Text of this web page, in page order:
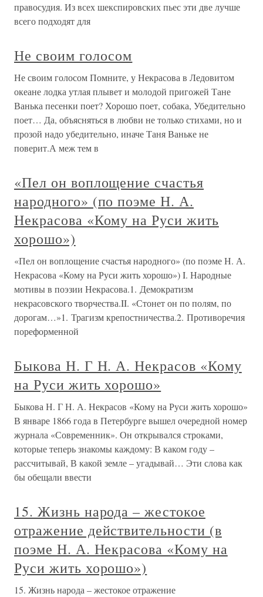
правосудия. Из всех шекспировских пьес эти две лучше
всего подходят для
Не своим голосом
Не своим голосом Помните, у Некрасова в Ледовитом
океане лодка утлая плывет и молодой пригожей Тане
Ванька песенки поет? Хорошо поет, собака, Убедительно
поет… Да, объясняться в любви не только стихами, но и
прозой надо убедительно, иначе Таня Ваньке не
поверит.А меж тем в
«Пел он воплощение счастья
народного» (по поэме Н. А.
Некрасова «Кому на Руси жить
хорошо»)
«Пел он воплощение счастья народного» (по поэме Н. А.
Некрасова «Кому на Руси жить хорошо») I. Народные
мотивы в поэзии Некрасова.1. Демократизм
некрасовского творчества.II. «Стонет он по полям, по
дорогам…»1. Трагизм крепостничества.2. Противоречия
пореформенной
Быкова Н. Г Н. А. Некрасов «Кому
на Руси жить хорошо»
Быкова Н. Г Н. А. Некрасов «Кому на Руси жить хорошо»
В январе 1866 года в Петербурге вышел очередной номер
журнала «Современник». Он открывался строками,
которые теперь знакомы каждому: В каком году –
рассчитывай, В какой земле – угадывай… Эти слова как
бы обещали ввести
15. Жизнь народа – жестокое
отражение действительности (в
поэме Н. А. Некрасова «Кому на
Руси жить хорошо»)
15. Жизнь народа – жестокое отражение